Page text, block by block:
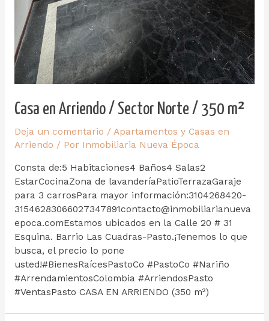
Casa en Arriendo / Sector Norte / 350 m²
Deja un comentario / Apartamentos y Casas en
Arriendo / Por Inmobiliaria Nueva Época
Consta de:5 Habitaciones4 Baños4 Salas2
EstarCocinaZona de lavanderíaPatioTerrazaGaraje
para 3 carrosPara mayor información:3104268420-
31546283066027347891contacto@inmobiliarianueva
epoca.comEstamos ubicados en la Calle 20 # 31
Esquina. Barrio Las Cuadras-Pasto.¡Tenemos lo que
busca, el precio lo pone
usted!#BienesRaícesPastoCo #PastoCo #Nariño
#ArrendamientosColombia #ArriendosPasto
#VentasPasto CASA EN ARRIENDO (350 m²)